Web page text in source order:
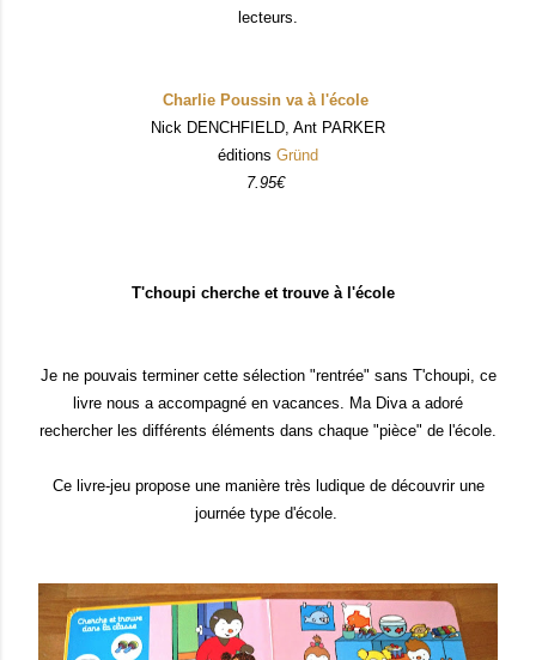
lecteurs.
Charlie Poussin va à l'école
Nick DENCHFIELD Ant PARKER
éditions Gründ
7.95€
T'choupi cherche et trouve à l'école
Je ne pouvais terminer cette sélection "rentrée" sans T'choupi, ce
livre nous a accompagné en vacances. Ma Diva a adoré
rechercher les différents éléments dans chaque "pièce" de l'école.
Ce livre-jeu propose une manière très ludique de découvrir une
journée type d'école.